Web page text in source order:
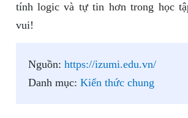
tính logic và tự tin hơn trong học
vui!
Nguồn: https://izumi.edu.vn/
Danh mục: Kiến thức chung